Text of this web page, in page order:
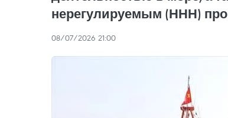
нерегулируемым (ННН)
08/07/2026 21:00